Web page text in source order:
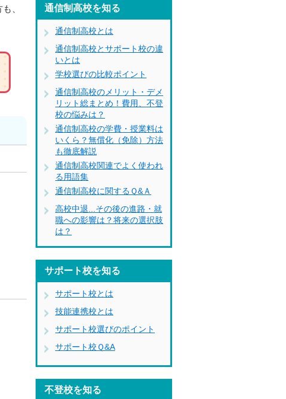
、
通信制高校を知る
通信制高校とは
通信制高校とサポート校の違
いとは
学校選びの比較ポイント
通信制高校のメリット・デメ
リット総まとめ！費用、不登
校の悩みは？
通信制高校の学費・授業料は
いくら？無償化（免除）方法
も徹底解説
通信制高校関連でよく使われ
る用語集
通信制高校に関するＱ&Ａ
高校中退...その後の進路・就
職への影響は？将来の選択肢
は？
サポート校を知る
サポート校とは
技能連携校とは
サポート校選びのポイント
サポート校Ｑ&A
不登校を知る